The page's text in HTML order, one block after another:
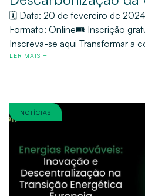
🗓️ Data: 20 de fevereiro de
Formato: Online🎟️ Inscrição
Inscreva-se aqui Transformar a
LER MAIS +
NOTÍCIAS